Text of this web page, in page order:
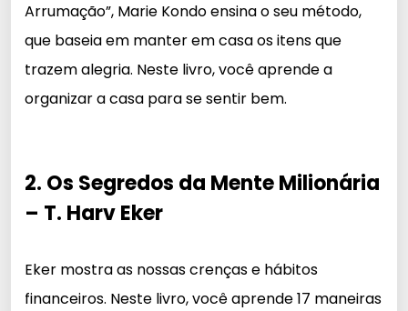
Arrumação”, Marie Kondo ensina o seu método,
que baseia em manter em casa os itens que
trazem alegria. Neste livro, você aprende a
organizar a casa para se sentir bem.
2. Os Segredos da Mente Milionária
– T. Harv Eker
Eker mostra as nossas crenças e hábitos
financeiros. Neste livro, você aprende 17 maneiras